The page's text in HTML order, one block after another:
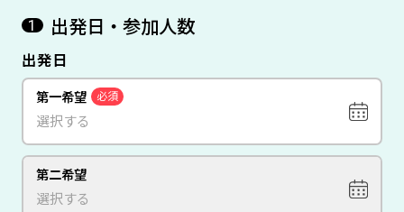
1 出発日・参加人数
出発日
第一希望 必須
第二希望